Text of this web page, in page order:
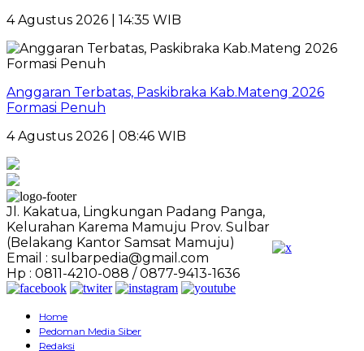
4 Agustus 2026 | 14:35 WIB
Anggaran Terbatas, Paskibraka Kab.Mateng 2026
Formasi Penuh
4 Agustus 2026 | 08:46 WIB
Jl. Kakatua, Lingkungan Padang Panga,
Kelurahan Karema Mamuju Prov. Sulbar
(Belakang Kantor Samsat Mamuju)
Email : sulbarpedia@gmail.com
Hp : 0811-4210-088 / 0877-9413-1636
Home
Pedoman Media Siber
Redaksi